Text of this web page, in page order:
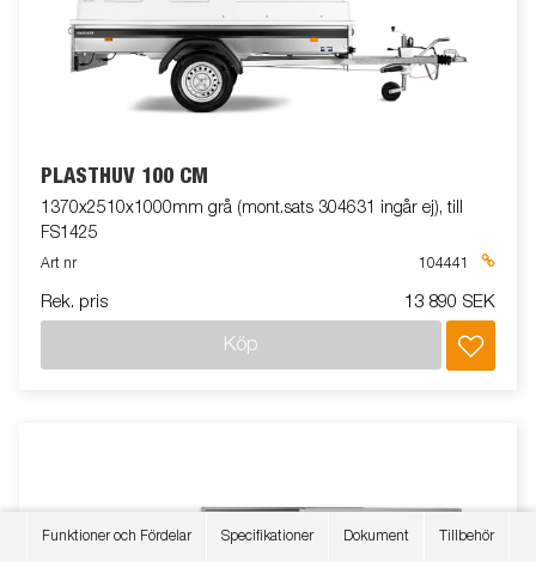
Funktioner och Fördelar Specifikationer Dokument Tillbehör
PLASTHUV 100 CM
1370x2510x1000mm grå (mont.sats 304631 ingår ej), till
FS1425
Art nr 104441
Rek. pris 13 890 SEK
Köp